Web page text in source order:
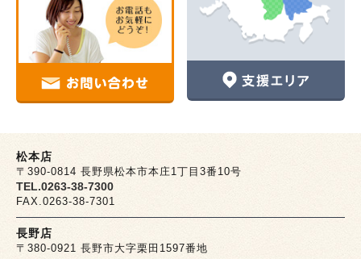
松本店
〒390-0814 長野県松本市本庄1丁目3番10号
TEL.0263-38-7300
FAX.0263-38-7301
長野店
〒380-0921 長野市大字栗田1597番地